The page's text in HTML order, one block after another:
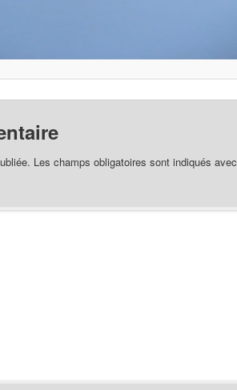
Les champs obligatoires sont indiqués avec